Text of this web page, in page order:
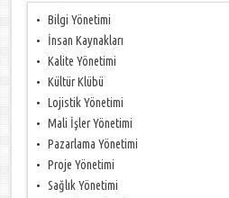
Bilgi Yönetimi
İnsan Kaynakları
Kalite Yönetimi
Kültür Klübü
Lojistik Yönetimi
Mali İşler Yönetimi
Pazarlama Yönetimi
Proje Yönetimi
Sağlık Yönetimi